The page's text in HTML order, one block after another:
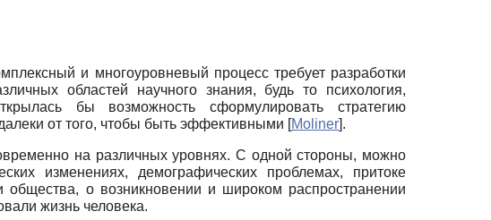
и многоуровневый процесс требует разработки
областей научного знания, будь то психология,
бы возможность сформулировать стратегию
от того, чтобы быть эффективными [Moliner].
на различных уровнях. С одной стороны, можно
изменениях, демографических проблемах, притоке
о возникновении и широком распространении
жизнь человека.